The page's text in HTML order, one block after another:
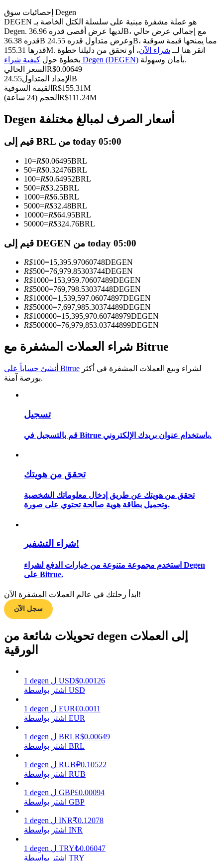
نسخ التداول
انضم إلى أفضل المتداولين
كن متداول نسخ
استمتع بتقاسم الأرباح وعمولات نسخ التداول
معلومة
تحليل البيانات الضخمة بما في ذلك المعلومات التجارية، وما
إلى ذلك.
دليل المبتدئين للعقود الآجلة
استراتيجيات التداول
تعلم كيفية البقاء مربحة
يكسب
خنزير الطاقة
احصل على مكافآت تنافسية يوميًا
إحصائيات سوق Degen
DEGEN هو عملة مشفرة مبنية على سلسلة الكتل الخاصة بـ
Degen. لديها عرض أقصى قدره 36.96B، مع إجمالي عرض حالي
قدره 36.38B وعرض متداول قدره 24.55B، مما يمنحها قيمة سوقية
قدرها 155.31M. انقر هنا لــ شراء الآن، أو تحقق من دليلنا خطوة
بخطوة حول كيفية شراء Degen (DEGEN)
بأمان وسهولة.
السعر الحالي R$0.00649
الإمداد المتداول 24.55B
القيمة السوقية R$155.31M
الحجم (24 ساعة) R$111.24M
Degen أسعار الصرف لمبالغ مختلفة
قيم إلى BRL من today 05:00
10=R$0.06495BRL
50=R$0.32476BRL
100=R$0.64952BRL
500=R$3.25BRL
1000=R$6.5BRL
5000=R$32.48BRL
10000=R$64.95BRL
50000=R$324.76BRL
قيم إلى DEGEN من today 05:00
R$100=15,395.97060748DEGEN
R$500=76,979.85303744DEGEN
R$1000=153,959.70607489DEGEN
R$5000=769,798.53037448DEGEN
R$10000=1,539,597.06074897DEGEN
R$50000=7,697,985.30374489DEGEN
R$100000=15,395,970.60748979DEGEN
R$500000=76,979,853.03744899DEGEN
شراء العملات المشفرة مع Bitrue
أنشئ حساباً على Bitrue
بورصة آمنة.
تسجيل
قم بالتسجيل في Bitrue باستخدام عنوان بريدك الإلكتروني.
تحقق من هويتك
تحقق من هويتك عن طريق إدخال معلوماتك الشخصية
وتحميل بطاقة هوية صالحة تحتوي على صورة.
شراء التشفير!
استخدم مجموعة متنوعة من خيارات الدفع لشراء Degen
على Bitrue.
ابدأ رحلتك في عالم العملات المشفرة الآن!
سجل الآن
تحويلات شائعة من degen إلى العملات
الورقية
1 degen ل USD$0.00126
اشتر بواسطة USD
1 degen ل EUR€0.0011
اشتر بواسطة EUR
1 degen ل BRLR$0.00649
اشتر بواسطة BRL
1 degen ل RUB₽0.10522
اشتر بواسطة RUB
1 degen ل GBP£0.00094
اشتر بواسطة GBP
1 degen ل INR₹0.12078
اشتر بواسطة INR
1 degen ل TRY₺0.06047
اشتر بواسطة TRY